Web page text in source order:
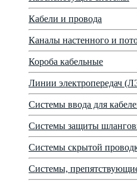
Кабели и провода
Каналы настенного и
Короба кабельные
Линии электропередач
Системы ввода для
Системы защиты
Системы скрытой
Системы,